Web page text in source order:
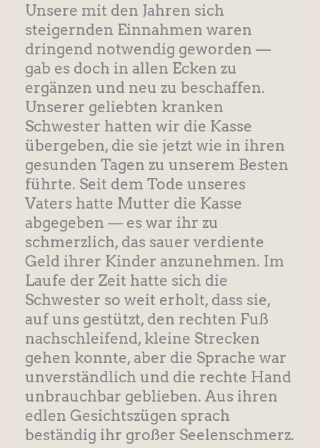
Unsere mit den Jahren sich
steigernden Einnahmen waren
dringend notwendig geworden —
gab es doch in allen Ecken zu
ergänzen und neu zu beschaffen.
Unserer geliebten kranken
Schwester hatten wir die Kasse
übergeben, die sie jetzt wie in ihren
gesunden Tagen zu unserem Besten
führte. Seit dem Tode unseres
Vaters hatte Mutter die Kasse
abgegeben — es war ihr zu
schmerzlich, das sauer verdiente
Geld ihrer Kinder anzunehmen. Im
Laufe der Zeit hatte sich die
Schwester so weit erholt, dass sie,
auf uns gestützt, den rechten Fuß
nachschleifend, kleine Strecken
gehen konnte, aber die Sprache war
unverständlich und die rechte Hand
unbrauchbar geblieben. Aus ihren
edlen Gesichtszügen sprach
beständig ihr großer Seelenschmerz.